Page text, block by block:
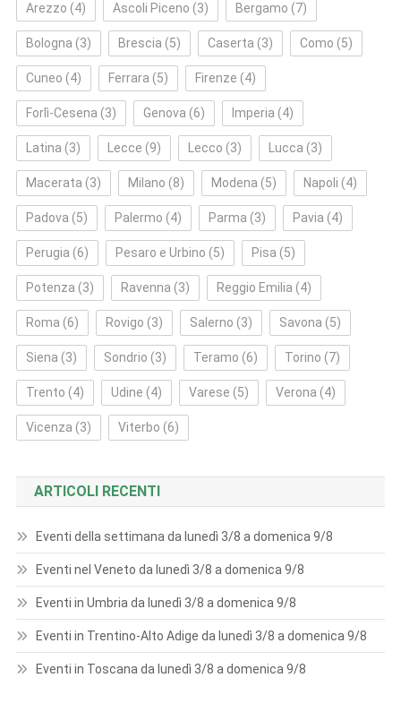
Arezzo (4) Ascoli Piceno (3) Bergamo (7)
Bologna (3) Brescia (5) Caserta (3) Como (5)
Cuneo (4) Ferrara (5) Firenze (4)
Forlì‑Cesena (3) Genova (6) Imperia (4)
Latina (3) Lecce (9) Lecco (3) Lucca (3)
Macerata (3) Milano (8) Modena (5) Napoli (4)
Padova (5) Palermo (4) Parma (3) Pavia (4)
Perugia (6) Pesaro e Urbino (5) Pisa (5)
Potenza (3) Ravenna (3) Reggio Emilia (4)
Roma (6) Rovigo (3) Salerno (3) Savona (5)
Siena (3) Sondrio (3) Teramo (6) Torino (7)
Trento (4) Udine (4) Varese (5) Verona (4)
Vicenza (3) Viterbo (6)
ARTICOLI RECENTI
Eventi della settimana da lunedì 3/8 a domenica 9/8
Eventi nel Veneto da lunedì 3/8 a domenica 9/8
Eventi in Umbria da lunedì 3/8 a domenica 9/8
Eventi in Trentino-Alto Adige da lunedì 3/8 a domenica 9/8
Eventi in Toscana da lunedì 3/8 a domenica 9/8